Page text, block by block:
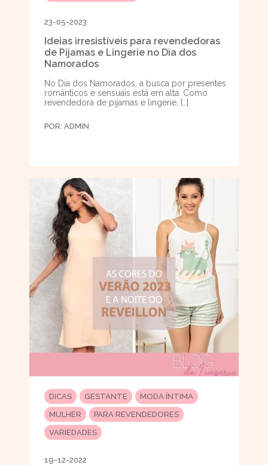
23-05-2023
Ideias irresistíveis para revendedoras
de Pijamas e Lingerie no Dia dos
Namorados
No Dia dos Namorados, a busca por presentes
românticos e sensuais está em alta. Como
revendedora de pijamas e lingerie, […]
POR: ADMIN
DICAS GESTANTE
MODA ÍNTIMA
MULHER
PARA REVENDEDORES
VARIEDADES
19-12-2022